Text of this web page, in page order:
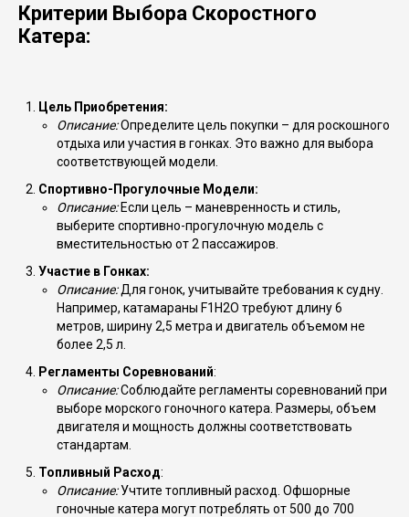
Критерии Выбора Скоростного
Катера:
Цель Приобретения:
Описание:Определите цель покупки – для роскошного
отдыха или участия в гонках. Это важно для выбора
соответствующей модели.
Спортивно-Прогулочные Модели:
Описание:Если цель – маневренность и стиль,
выберите спортивно-прогулочную модель с
вместительностью от 2 пассажиров.
Участие в Гонках:
Описание:Для гонок, учитывайте требования к судну.
Например, катамараны F1H2O требуют длину 6
метров, ширину 2,5 метра и двигатель объемом не
более 2,5 л.
Регламенты Соревнований:
Описание:Соблюдайте регламенты соревнований при
выборе морского гоночного катера. Размеры, объем
двигателя и мощность должны соответствовать
стандартам.
Топливный Расход:
Описание:Учтите топливный расход. Офшорные
гоночные катера могут потреблять от 500 до 700